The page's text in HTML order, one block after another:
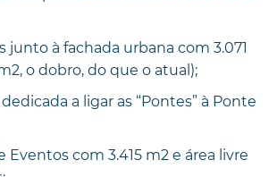
à fachada urbana com 3.071
o dobro, do que o atual);
a ligar as “Pontes” à Ponte
com 3.415 m2 e área livre